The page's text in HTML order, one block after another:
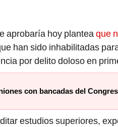
aprobaría hoy planteaque
han sido inhabilitadas
por delito doloso en
con bancadas del
estudios superiores,